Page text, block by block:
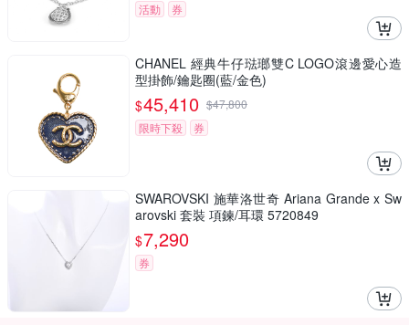
活動 券
CHANEL 經典牛仔琺瑯雙C LOGO滾邊愛心造
型掛飾/鑰匙圈(藍/金色)
$45,410 $47,800
限時下殺
券
SWAROVSKI 施華洛世奇 Ariana Grande x Sw
arovski 套裝 項鍊/耳環 5720849
$7,290
券